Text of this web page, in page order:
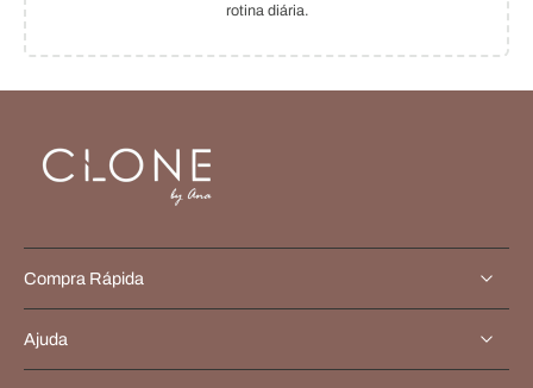
rotina diária.
Compra Rápida
Ajuda